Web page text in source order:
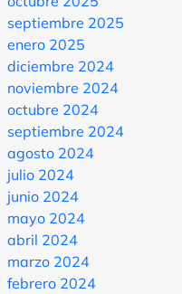
septiembre 2025
enero 2025
diciembre 2024
noviembre 2024
octubre 2024
septiembre 2024
agosto 2024
julio 2024
junio 2024
mayo 2024
abril 2024
marzo 2024
febrero 2024